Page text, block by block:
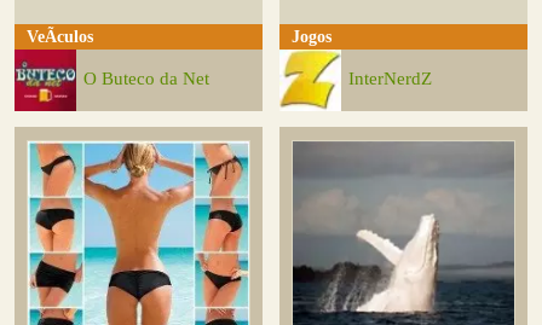
VeÃ­culos
O Buteco da Net
Jogos
InterNerdZ